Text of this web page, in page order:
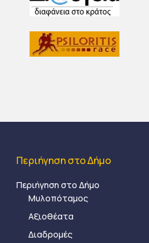
Περιήγηση στο Δήμο
Περιήγηση στο Δήμο
Μυλοπόταμος
Αξιοθέατα
Διαδρομές